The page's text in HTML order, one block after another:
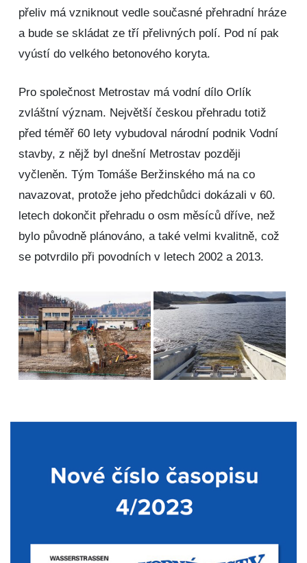
přeliv má vzniknout vedle současné přehradní hráze
a bude se skládat ze tří přelivných polí. Pod ní pak
vyústí do velkého betonového koryta.
Pro společnost Metrostav má vodní dílo Orlík
zvláštní význam. Největší českou přehradu totiž
před téměř 60 lety vybudoval národní podnik Vodní
stavby, z nějž byl dnešní Metrostav později
vyčleněn. Tým Tomáše Beržinského má na co
navazovat, protože jeho předchůdci dokázali v 60.
letech dokončit přehradu o osm měsíců dříve, než
bylo původně plánováno, a také velmi kvalitně, což
se potvrdilo při povodních v letech 2002 a 2013.